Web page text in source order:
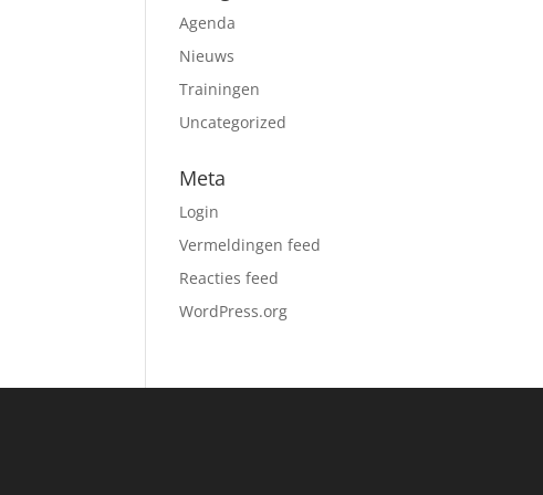
Agenda
Nieuws
Trainingen
Uncategorized
Meta
Login
Vermeldingen feed
Reacties feed
WordPress.org